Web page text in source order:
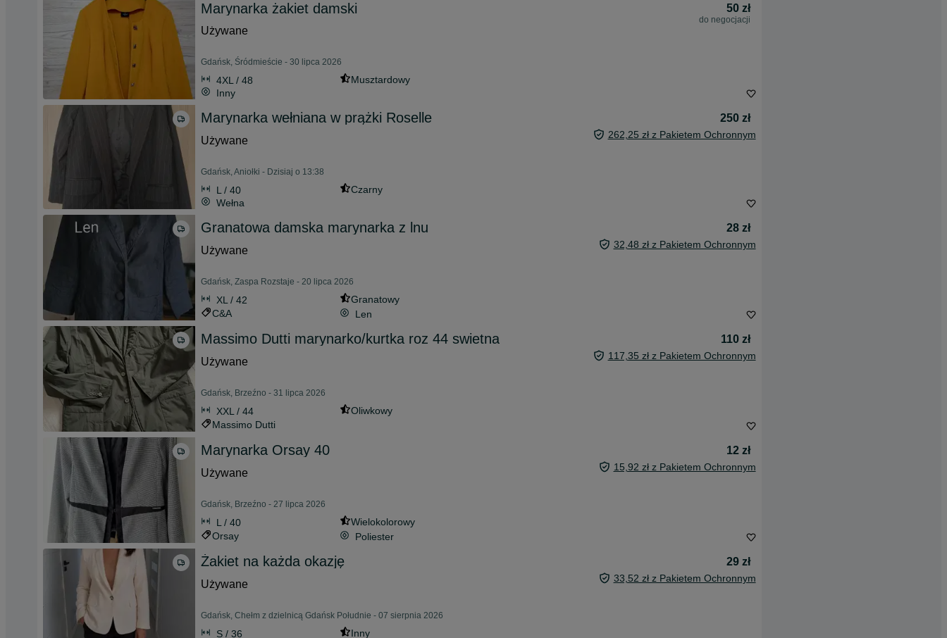
Marynarka żakiet damski 50 zł
do negocjacji
Używane
Gdańsk, Śródmieście - 30 lipca 2026
4XL / 48
Musztardowy
Inny
Marynarka wełniana w prążki Roselle
250 zł
Używane
262,25 zł z Pakietem Ochronnym
Gdańsk, Aniołki - Dzisiaj o 13:38
L / 40
Czarny
Wełna
Granatowa damska marynarka z lnu
28 zł
Używane
32,48 zł z Pakietem Ochronnym
Gdańsk, Zaspa Rozstaje - 20 lipca 2026
XL / 42
Granatowy
C&A
Len
Massimo Dutti marynarko/kurtka roz 44 swietna
110 zł
Używane
117,35 zł z Pakietem Ochronnym
Gdańsk, Brzeźno - 31 lipca 2026
XXL / 44
Oliwkowy
Massimo Dutti
Marynarka Orsay 40
12 zł
Używane
15,92 zł z Pakietem Ochronnym
Gdańsk, Brzeźno - 27 lipca 2026
L / 40
Wielokolorowy
Orsay
Poliester
Żakiet na każda okazję
29 zł
Używane
33,52 zł z Pakietem Ochronnym
Gdańsk, Chełm z dzielnicą Gdańsk Południe - 07 sierpnia 2026
S / 36 Inny